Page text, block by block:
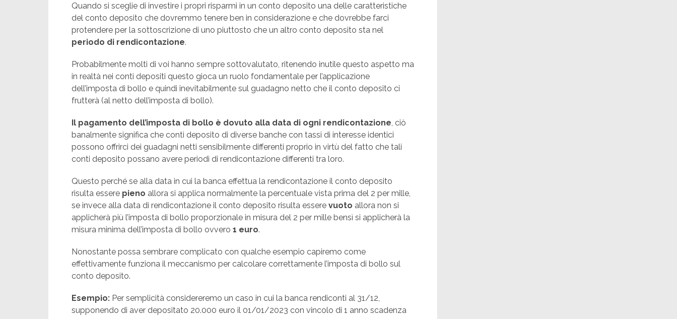
Quando si sceglie di investire i propri risparmi in un conto deposito una delle caratteristiche
del conto deposito che dovremmo tenere ben in considerazione e che dovrebbe farci
protendere per la sottoscrizione di uno piuttosto che un altro conto deposito sta nel
periodo di rendicontazione.
Probabilmente molti di voi hanno sempre sottovalutato, ritenendo inutile questo aspetto ma
in realtà nei conti depositi questo gioca un ruolo fondamentale per l’applicazione
dell’imposta di bollo e quindi inevitabilmente sul guadagno netto che il conto deposito ci
frutterà (al netto dell’imposta di bollo).
Il pagamento dell’imposta di bollo è dovuto alla data di ogni rendicontazione, ciò
banalmente significa che conti deposito di diverse banche con tassi di interesse identici
possono offrirci dei guadagni netti sensibilmente differenti proprio in virtù del fatto che tali
conti deposito possano avere periodi di rendicontazione differenti tra loro.
Questo perché se alla data in cui la banca effettua la rendicontazione il conto deposito
risulta essere pieno allora si applica normalmente la percentuale vista prima del 2 per mille,
se invece alla data di rendicontazione il conto deposito risulta essere vuoto allora non si
applicherà più l’imposta di bollo proporzionale in misura del 2 per mille bensì si applicherà la
misura minima dell’imposta di bollo ovvero 1 euro.
Nonostante possa sembrare complicato con qualche esempio capiremo come
effettivamente funziona il meccanismo per calcolare correttamente l’imposta di bollo sul
conto deposito.
Esempio: Per semplicità considereremo un caso in cui la banca rendiconti al 31/12,
supponendo di aver depositato 20.000 euro il 01/01/2023 con vincolo di 1 anno scadenza